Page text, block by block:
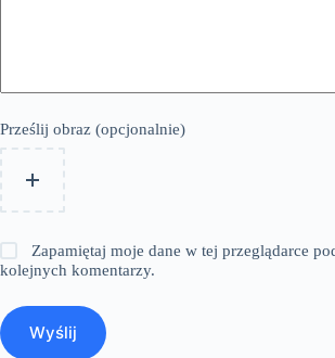
Prześlij obraz (opcjonalnie)
Zapamiętaj moje dane w tej przeglądarce
kolejnych komentarzy.
Wyślij